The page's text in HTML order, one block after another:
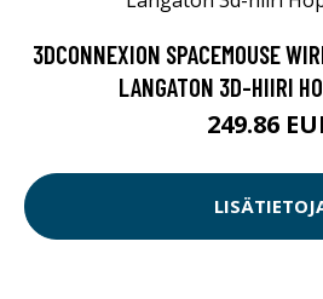
3DCONNEXION SPACEMOUSE
LANGATON 3D-HIIRI
249.86